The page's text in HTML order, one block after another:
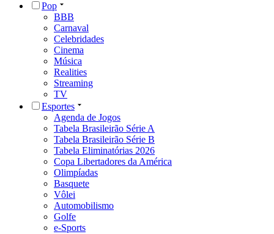
Pop
BBB
Carnaval
Celebridades
Cinema
Música
Realities
Streaming
TV
Esportes
Agenda de Jogos
Tabela Brasileirão Série A
Tabela Brasileirão Série B
Tabela Eliminatórias 2026
Copa Libertadores da América
Olimpíadas
Basquete
Vôlei
Automobilismo
Golfe
e-Sports